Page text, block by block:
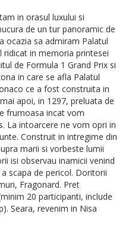
in orasul luxului si
de un tur panoramic de
ocazia sa admiram Palatul
ridicat in memoria printesei
de Formula 1 Grand Prix si
in care se afla Palatul
ce a fost construita in
apoi, in 1297, preluata de
frumoasa incat vom
La intoarcere ne vom opri in
Construit in intregime din
marii si vorbeste lumii
isi observau inamicii venind
scapa de pericol. Doritorii
Fragonard. Pret
20 participanti, include
Seara, revenim in Nisa